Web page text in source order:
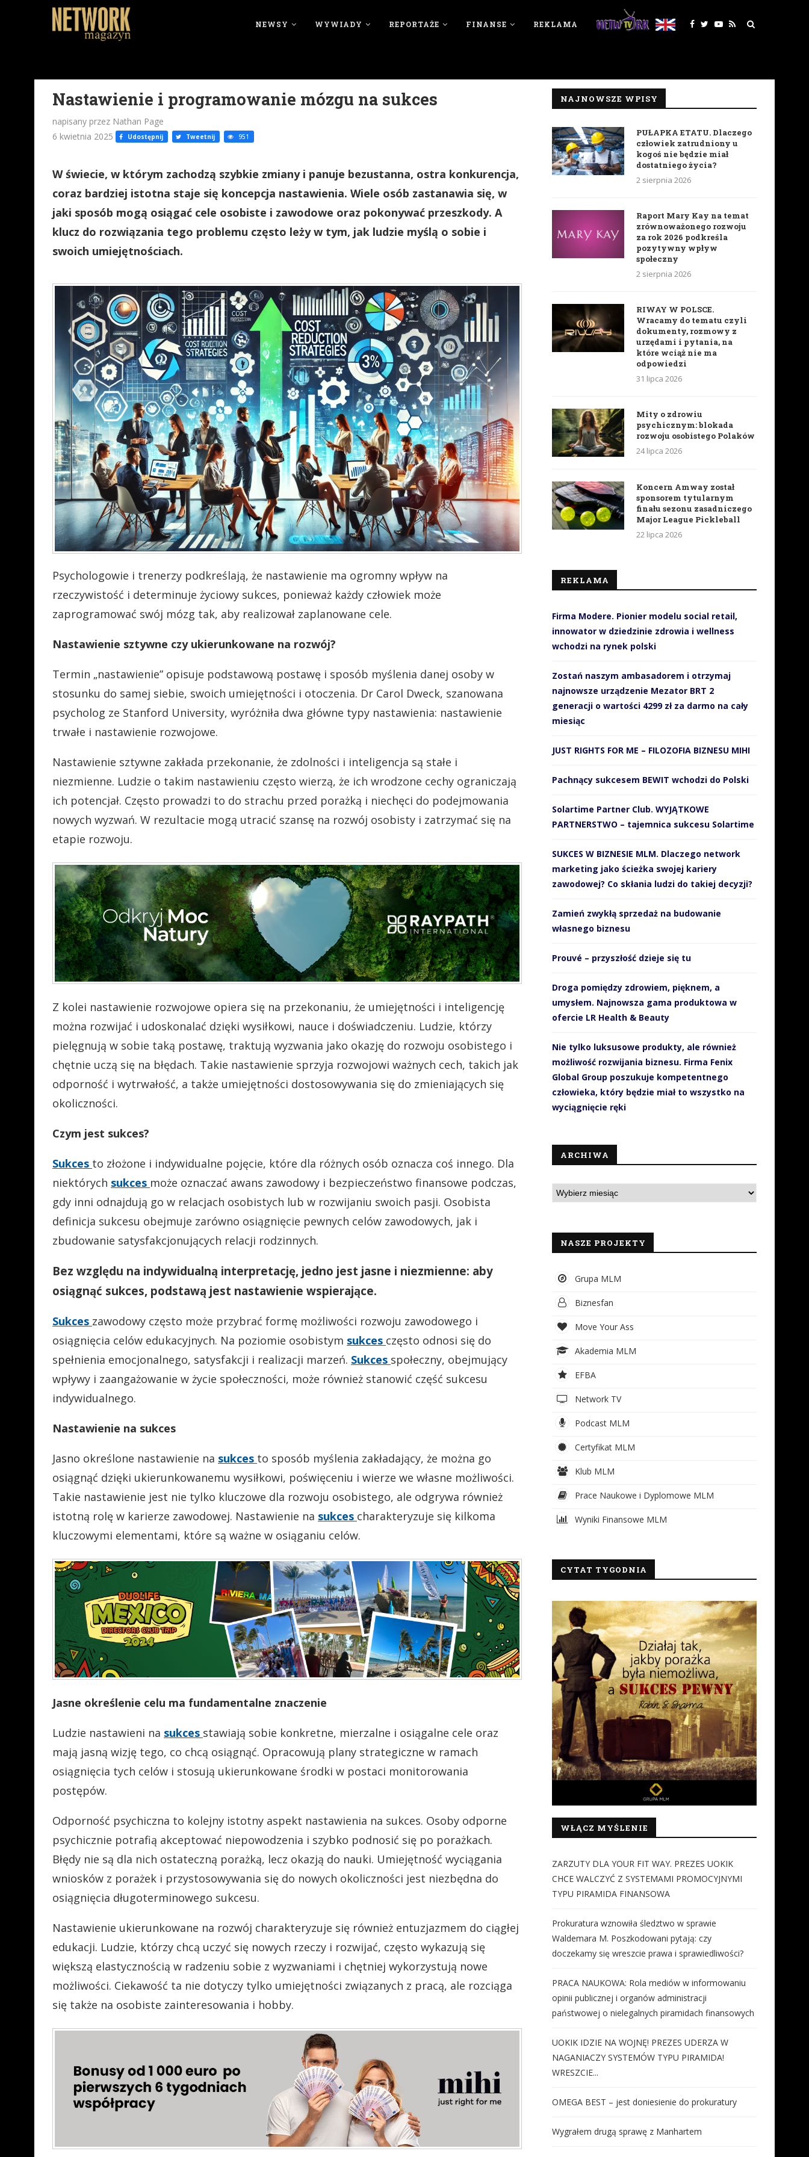
NEWSY WYWIADY REPORTAŻE FINANSE REKLAMA
Nastawienie i programowanie mózgu na sukces
napisany przez Nathan Page
6 kwietnia 2025
Udostępnij Tweetnij 951
W świecie, w którym zachodzą szybkie zmiany i panuje bezustanna, ostra konkurencja,
coraz bardziej istotna staje się koncepcja nastawienia. Wiele osób zastanawia się, w
jaki sposób mogą osiągać cele osobiste i zawodowe oraz pokonywać przeszkody. A
klucz do rozwiązania tego problemu często leży w tym, jak ludzie myślą o sobie i
swoich umiejętnościach.
Psychologowie i trenerzy podkreślają, że nastawienie ma ogromny wpływ na
rzeczywistość i determinuje życiowy sukces, ponieważ każdy człowiek może
zaprogramować swój mózg tak, aby realizował zaplanowane cele.
Nastawienie sztywne czy ukierunkowane na rozwój?
Termin „nastawienie” opisuje podstawową postawę i sposób myślenia danej osoby w
stosunku do samej siebie, swoich umiejętności i otoczenia. Dr Carol Dweck, szanowana
psycholog ze Stanford University, wyróżniła dwa główne typy nastawienia: nastawienie
trwałe i nastawienie rozwojowe.
Nastawienie sztywne zakłada przekonanie, że zdolności i inteligencja są stałe i
niezmienne. Ludzie o takim nastawieniu często wierzą, że ich wrodzone cechy ograniczają
ich potencjał. Często prowadzi to do strachu przed porażką i niechęci do podejmowania
nowych wyzwań. W rezultacie mogą utracić szansę na rozwój osobisty i zatrzymać się na
etapie rozwoju.
Z kolei nastawienie rozwojowe opiera się na przekonaniu, że umiejętności i inteligencję
można rozwijać i udoskonalać dzięki wysiłkowi, nauce i doświadczeniu. Ludzie, którzy
pielęgnują w sobie taką postawę, traktują wyzwania jako okazję do rozwoju osobistego i
chętnie uczą się na błędach. Takie nastawienie sprzyja rozwojowi ważnych cech, takich jak
odporność i wytrwałość, a także umiejętności dostosowywania się do zmieniających się
okoliczności.
Czym jest sukces?
Sukces to złożone i indywidualne pojęcie, które dla różnych osób oznacza coś innego. Dla
niektórych sukces może oznaczać awans zawodowy i bezpieczeństwo finansowe podczas,
gdy inni odnajdują go w relacjach osobistych lub w rozwijaniu swoich pasji. Osobista
definicja sukcesu obejmuje zarówno osiągnięcie pewnych celów zawodowych, jak i
zbudowanie satysfakcjonujących relacji rodzinnych.
Bez względu na indywidualną interpretację, jedno jest jasne i niezmienne: aby
osiągnąć sukces, podstawą jest nastawienie wspierające.
Sukces zawodowy często może przybrać formę możliwości rozwoju zawodowego i
osiągnięcia celów edukacyjnych. Na poziomie osobistym sukces często odnosi się do
spełnienia emocjonalnego, satysfakcji i realizacji marzeń. Sukces społeczny, obejmujący
wpływy i zaangażowanie w życie społeczności, może również stanowić część sukcesu
indywidualnego.
Nastawienie na sukces
Jasno określone nastawienie na sukces to sposób myślenia zakładający, że można go
osiągnąć dzięki ukierunkowanemu wysiłkowi, poświęceniu i wierze we własne możliwości.
Takie nastawienie jest nie tylko kluczowe dla rozwoju osobistego, ale odgrywa również
istotną rolę w karierze zawodowej. Nastawienie na sukces charakteryzuje się kilkoma
kluczowymi elementami, które są ważne w osiąganiu celów.
Jasne określenie celu ma fundamentalne znaczenie
Ludzie nastawieni na sukces stawiają sobie konkretne, mierzalne i osiągalne cele oraz
mają jasną wizję tego, co chcą osiągnąć. Opracowują plany strategiczne w ramach
osiągnięcia tych celów i stosują ukierunkowane środki w postaci monitorowania
postępów.
Odporność psychiczna to kolejny istotny aspekt nastawienia na sukces. Osoby odporne
psychicznie potrafią akceptować niepowodzenia i szybko podnosić się po porażkach.
Błędy nie są dla nich ostateczną porażką, lecz okazją do nauki. Umiejętność wyciągania
wniosków z porażek i przystosowywania się do nowych okoliczności jest niezbędna do
osiągnięcia długoterminowego sukcesu.
Nastawienie ukierunkowane na rozwój charakteryzuje się również entuzjazmem do ciągłej
edukacji. Ludzie, którzy chcą uczyć się nowych rzeczy i rozwijać, często wykazują się
większą elastycznością w radzeniu sobie z wyzwaniami i chętniej wykorzystują nowe
możliwości. Ciekawość ta nie dotyczy tylko umiejętności związanych z pracą, ale rozciąga
się także na osobiste zainteresowania i hobby.
NAJNOWSZE WPISY
PUŁAPKA ETATU. Dlaczego
człowiek zatrudniony u
kogoś nie będzie miał
dostatniego życia?
2 sierpnia 2026
Raport Mary Kay na temat
zrównoważonego rozwoju
za rok 2026 podkreśla
pozytywny wpływ
społeczny
2 sierpnia 2026
RIWAY W POLSCE.
Wracamy do tematu czyli
dokumenty, rozmowy z
urzędami i pytania, na
które wciąż nie ma
odpowiedzi
31 lipca 2026
Mity o zdrowiu
psychicznym: blokada
rozwoju osobistego Polaków
24 lipca 2026
Koncern Amway został
sponsorem tytularnym
finału sezonu zasadniczego
Major League Pickleball
22 lipca 2026
REKLAMA
Firma Modere. Pionier modelu social retail,
innowator w dziedzinie zdrowia i wellness
wchodzi na rynek polski
Zostań naszym ambasadorem i otrzymaj
najnowsze urządzenie Mezator BRT 2
generacji o wartości 4299 zł za darmo na cały
miesiąc
JUST RIGHTS FOR ME – FILOZOFIA BIZNESU MIHI
Pachnący sukcesem BEWIT wchodzi do Polski
Solartime Partner Club. WYJĄTKOWE
PARTNERSTWO – tajemnica sukcesu Solartime
SUKCES W BIZNESIE MLM. Dlaczego network
marketing jako ścieżka swojej kariery
zawodowej? Co skłania ludzi do takiej decyzji?
Zamień zwykłą sprzedaż na budowanie
własnego biznesu
Prouvé – przyszłość dzieje się tu
Droga pomiędzy zdrowiem, pięknem, a
umysłem. Najnowsza gama produktowa w
ofercie LR Health & Beauty
Nie tylko luksusowe produkty, ale również
możliwość rozwijania biznesu. Firma Fenix
Global Group poszukuje kompetentnego
człowieka, który będzie miał to wszystko na
wyciągnięcie ręki
ARCHIWA
NASZE PROJEKTY
Grupa MLM
Biznesfan
Move Your Ass
Akademia MLM
EFBA
Network TV
Podcast MLM
Certyfikat MLM
Klub MLM
Prace Naukowe i Dyplomowe MLM
Wyniki Finansowe MLM
CYTAT TYGODNIA
WŁĄCZ MYŚLENIE
ZARZUTY DLA YOUR FIT WAY. PREZES UOKIK
CHCE WALCZYĆ Z SYSTEMAMI PROMOCYJNYMI
TYPU PIRAMIDA FINANSOWA
Prokuratura wznowiła śledztwo w sprawie
Waldemara M. Poszkodowani pytają: czy
doczekamy się wreszcie prawa i sprawiedliwości?
PRACA NAUKOWA: Rola mediów w informowaniu
opinii publicznej i organów administracji
państwowej o nielegalnych piramidach finansowych
UOKIK IDZIE NA WOJNĘ! PREZES UDERZA W
NAGANIACZY SYSTEMÓW TYPU PIRAMIDA!
WRESZCIE...
OMEGA BEST – jest doniesienie do prokuratury
Wygrałem drugą sprawę z Manhartem